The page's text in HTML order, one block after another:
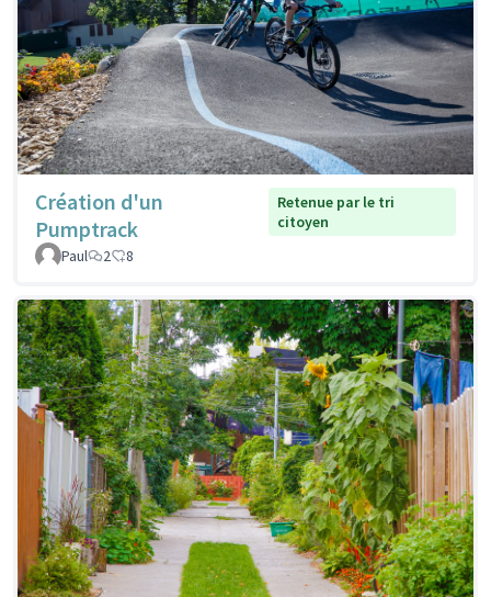
Création d'un
Pumptrack
Retenue par le tri
citoyen
Paul
2 8